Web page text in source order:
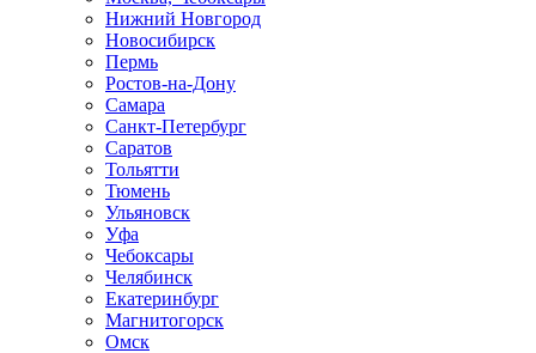
Нижний Новгород
Новосибирск
Пермь
Ростов-на-Дону
Самара
Санкт-Петербург
Саратов
Тольятти
Тюмень
Ульяновск
Уфа
Чебоксары
Челябинск
Екатеринбург
Магнитогорск
Омск